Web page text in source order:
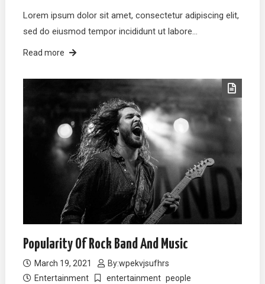
Lorem ipsum dolor sit amet, consectetur adipiscing elit,
sed do eiusmod tempor incididunt ut labore…
Read more
Popularity Of Rock Band And Music
March 19, 2021 By:wpekvjsufhrs
Entertainment
entertainment people